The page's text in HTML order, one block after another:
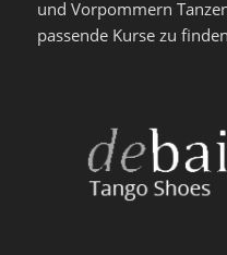
und Vorpommern
passende Kurse zu